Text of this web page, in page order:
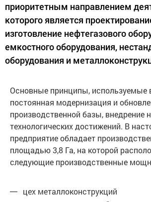
приоритетным направлением
которого является
изготовление нефтегазового
емкостного оборудования,
оборудования и
Основные принципы, используемые
постоянная модернизация и
производственной базы, внедрение
технологических достижений. В
предприятие обладает
площадью 3,8 Га, на которой
следующие производственные
цех металлоконструкций